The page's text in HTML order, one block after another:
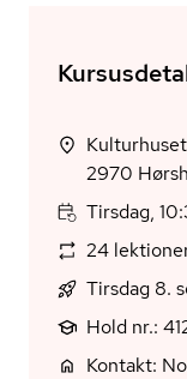
2970
Tirsdag,
24
Tirsdag 8.
Hold nr.:
Kontakt: